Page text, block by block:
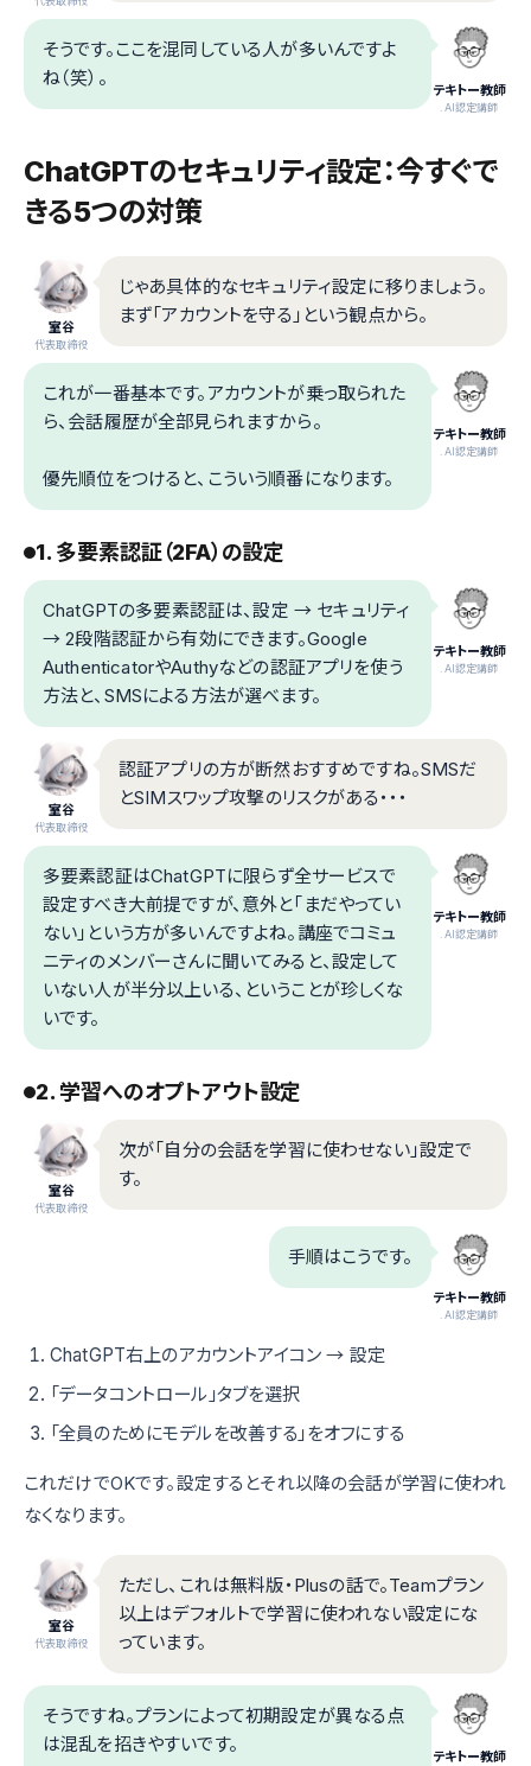
テキトー教師
.AI認定講師
そうです。ここを混同している人が多いんですよ
ね（笑）。
ChatGPTのセキュリティ設定：今すぐで
きる5つの対策
室谷
代表取締役
じゃあ具体的なセキュリティ設定に移りましょう。
まず「アカウントを守る」という観点から。
テキトー教師
.AI認定講師
これが一番基本です。アカウントが乗っ取られた
ら、会話履歴が全部見られますから。
優先順位をつけると、こういう順番になります。
1. 多要素認証（2FA）の設定
テキトー教師
.AI認定講師
ChatGPTの多要素認証は、設定 → セキュリティ
→ 2段階認証から有効にできます。Google
AuthenticatorやAuthyなどの認証アプリを使う
方法と、SMSによる方法が選べます。
室谷
代表取締役
認証アプリの方が断然おすすめですね。SMSだ
とSIMスワップ攻撃のリスクがある・・・
テキトー教師
.AI認定講師
多要素認証はChatGPTに限らず全サービスで
設定すべき大前提ですが、意外と「まだやってい
ない」という方が多いんですよね。講座でコミュ
ニティのメンバーさんに聞いてみると、設定して
いない人が半分以上いる、ということが珍しくな
いです。
2. 学習へのオプトアウト設定
室谷
代表取締役
次が「自分の会話を学習に使わせない」設定で
す。
テキトー教師
.AI認定講師
手順はこうです。
ChatGPT右上のアカウントアイコン → 設定
「データコントロール」タブを選択
「全員のためにモデルを改善する」をオフにする
これだけでOKです。設定するとそれ以降の会話が学習に使われ
なくなります。
室谷
代表取締役
ただし、これは無料版・Plusの話で。Teamプラン
以上はデフォルトで学習に使われない設定にな
っています。
テキトー教師
そうですね。プランによって初期設定が異なる点
は混乱を招きやすいです。